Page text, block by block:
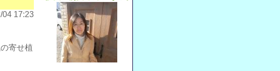
04 17:23
寄せ植